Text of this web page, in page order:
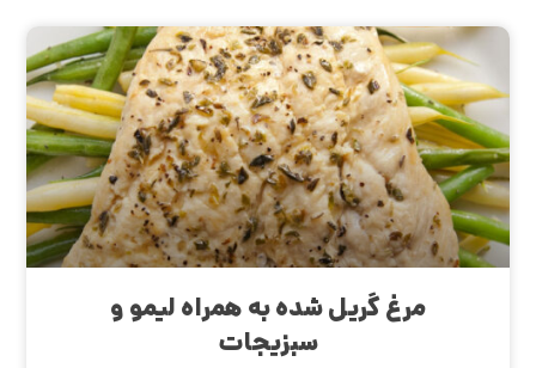
مرغ گریل شده به همراه لیمو و
سبزیجات